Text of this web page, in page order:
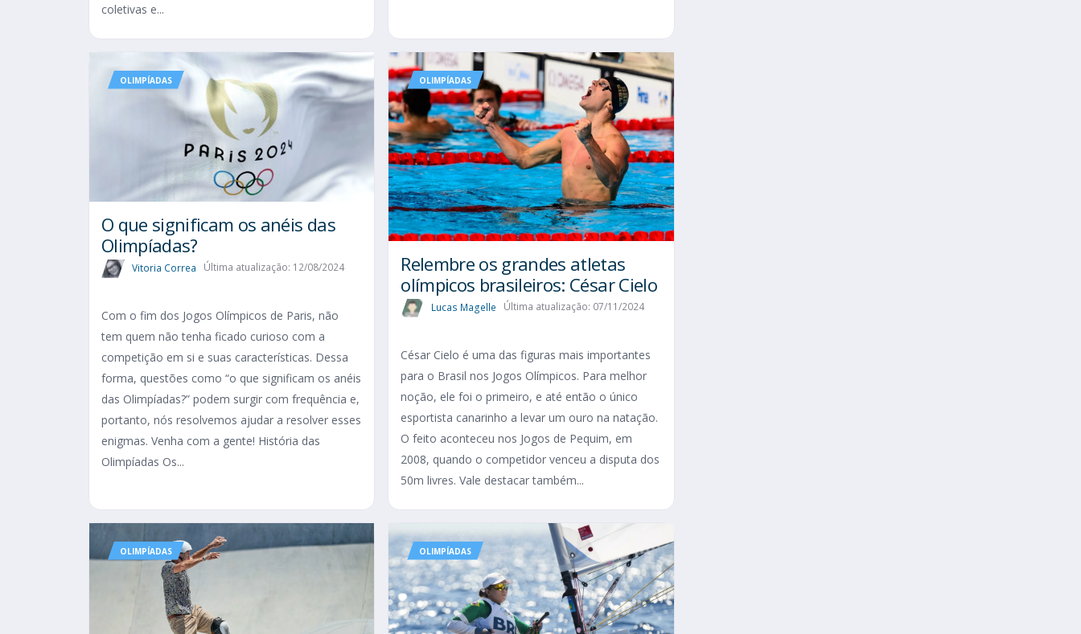
coletivas e...
OLIMPÍADAS
O que significam os anéis das
Olimpíadas?
Vitoria Correa Última atualização: 12/08/2024
Com o fim dos Jogos Olímpicos de Paris, não
tem quem não tenha ficado curioso com a
competição em si e suas características. Dessa
forma, questões como “o que significam os anéis
das Olimpíadas?” podem surgir com frequência e,
portanto, nós resolvemos ajudar a resolver esses
enigmas. Venha com a gente! História das
Olimpíadas Os...
OLIMPÍADAS
Relembre os grandes atletas
olímpicos brasileiros: César Cielo
Lucas Magelle Última atualização: 07/11/2024
César Cielo é uma das figuras mais importantes
para o Brasil nos Jogos Olímpicos. Para melhor
noção, ele foi o primeiro, e até então o único
esportista canarinho a levar um ouro na natação.
O feito aconteceu nos Jogos de Pequim, em
2008, quando o competidor venceu a disputa dos
50m livres. Vale destacar também...
OLIMPÍADAS OLIMPÍADAS